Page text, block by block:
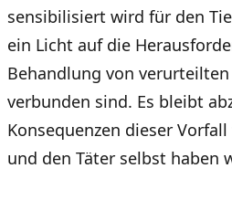
sensibilisiert wird für den
ein Licht auf die
Behandlung von
verbunden sind. Es bleibt
Konsequenzen dieser
und den Täter selbst haben